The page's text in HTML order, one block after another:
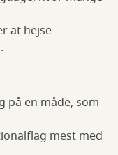
at hejse
på en måde, som
mest med